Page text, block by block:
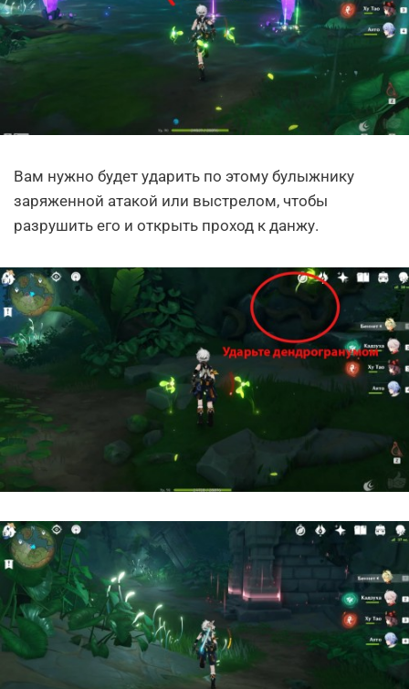
Вам нужно будет ударить по этому булыжнику
заряженной атакой или выстрелом, чтобы
разрушить его и открыть проход к данжу.